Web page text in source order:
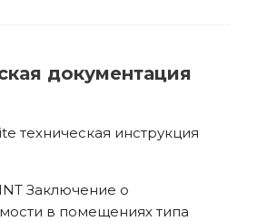
документация
техническая инструкция
Заключение о
в помещениях типа